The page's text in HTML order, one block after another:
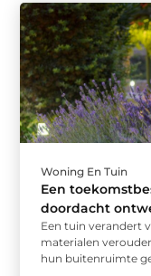
Woning En Tuin
Een
doordacht
Een tuin verandert
materialen
hun buitenruimte